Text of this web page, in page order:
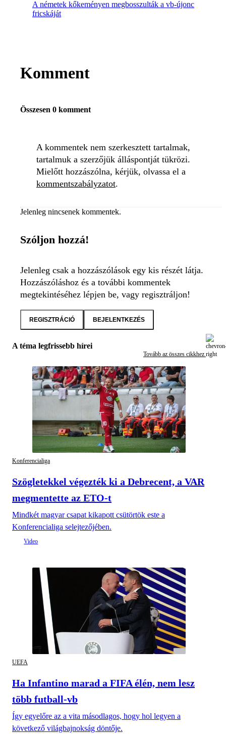
A németek kőkeményen megbosszulták a vb-újonc
fricskáját
Komment
Összesen 0 komment
A kommentek nem szerkesztett tartalmak,
tartalmuk a szerzőjük álláspontját tükrözi.
Mielőtt hozzászólna, kérjük, olvassa el a
kommentszabályzatot.
Jelenleg nincsenek kommentek.
Szóljon hozzá!
Jelenleg csak a hozzászólások egy kis részét látja.
Hozzászóláshoz és a további kommentek
megtekintéséhez lépjen be, vagy regisztráljon!
REGISZTRÁCIÓ BEJELENTKEZÉS
A téma legfrissebb hírei
Tovább az összes cikkhez
Konferencialiga
Szögletekkel végezték ki a Debrecent, a VAR
megmentette az ETO-t
Mindkét magyar csapat kikapott csütörtök este a
Konferencialiga selejtezőjében.
UEFA
Ha Infantino marad a FIFA élén, nem lesz
több futball-vb
Így egyelőre az a vita másodlagos, hogy hol legyen a
következő világbajnokság döntője.